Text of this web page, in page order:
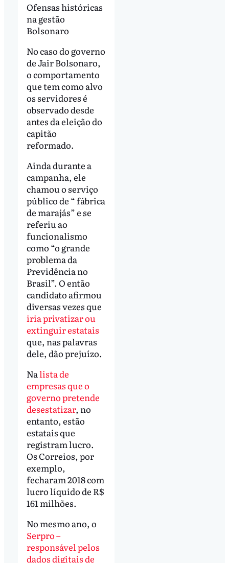
Ofensas históricas
na gestão
Bolsonaro
No caso do governo
de Jair Bolsonaro,
o comportamento
que tem como alvo
os servidores é
observado desde
antes da eleição do
capitão
reformado.
Ainda durante a
campanha, ele
chamou o serviço
público de “ fábrica
de marajás” e se
referiu ao
funcionalismo
como “o grande
problema da
Previdência no
Brasil”. O então
candidato afirmou
diversas vezes que
iria privatizar ou
extinguir estatais
que, nas palavras
dele, dão prejuízo.
Nalista de
empresas que o
governo pretende
desestatizar, no
entanto, estão
estatais que
registram lucro.
Os Correios, por
exemplo,
fecharam 2018 com
lucro líquido de R$
161 milhões.
No mesmo ano, o
Serpro –
responsável pelos
dados digitais de